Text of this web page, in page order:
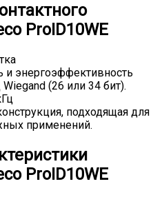
ProID10WE
и энергоэффективность
(26 или 34 бит).
подходящая для
применений.
ProID10WE